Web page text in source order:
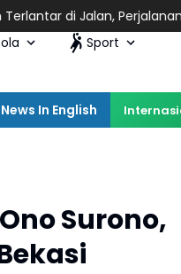
Pemulihan Pria
Sport
News In English
Surono,